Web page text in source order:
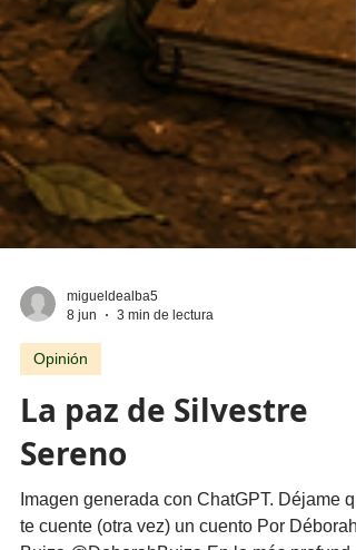
8 jun
La paz de Silvestre
Sereno
Imagen generada con ChatGPT. Déjame